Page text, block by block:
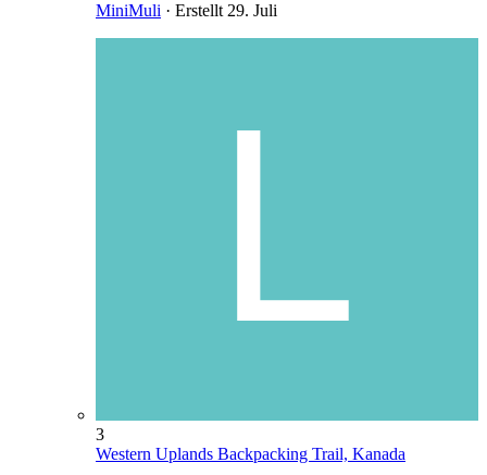
MiniMuli · Erstellt 29. Juli
3
Western Uplands Backpacking Trail, Kanada